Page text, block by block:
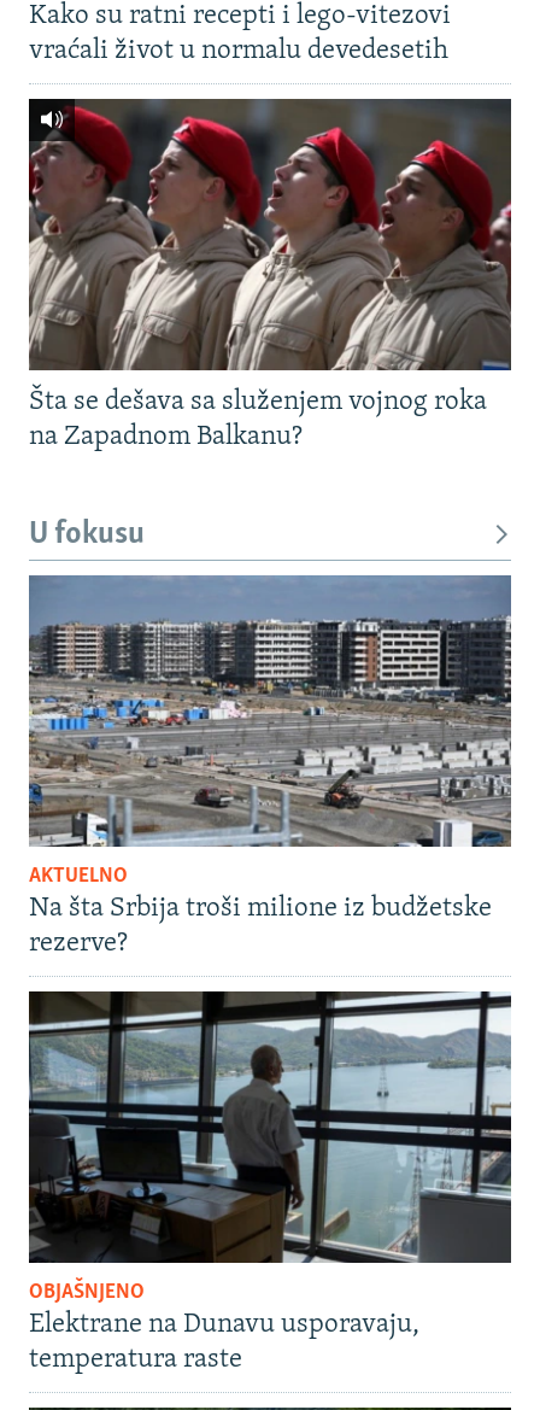
Kako su ratni recepti i lego-vitezovi
vraćali život u normalu devedesetih
Šta se dešava sa služenjem vojnog roka
na Zapadnom Balkanu?
U fokusu
AKTUELNO
Na šta Srbija troši milione iz budžetske
rezerve?
OBJAŠNJENO
Elektrane na Dunavu usporavaju,
temperatura raste